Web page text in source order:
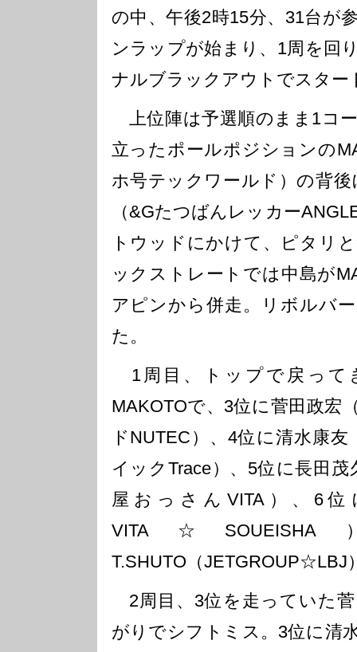
の中、午後2時15分、31台が
ンラップが始まり、1周を回
ナルブラックアウトでスター
上位陣は予選順のまま1コ
立ったポールポジションの
ホ号テックワールド）の背
（&Gたつばんレッカー
トウッドにかけて、ピタリ
ックストレートでは中島が
アピンから併走。リボルバ
た。
1周目、トップで戻って
MAKOTOで、3位に菅田政宏
ドNUTEC）、4位に清水康
イックTrace）、5位に長田
屋おっさんVITA）、6位
T.SHUTO（JETGROUP☆LBJ
2周目、3位を走っていた
がりでシフトミス。3位に清